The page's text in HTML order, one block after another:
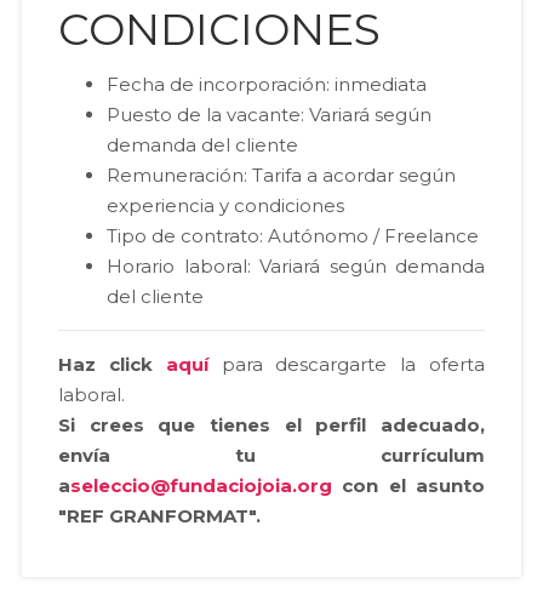
CONDICIONES
Fecha de incorporación: inmediata
Puesto de la vacante: Variará según
demanda del cliente
Remuneración: Tarifa a acordar según
experiencia y condiciones
Tipo de contrato: Autónomo / Freelance
Horario laboral: Variará según demanda
del cliente
Haz click aquí para descargarte la oferta
laboral.
Si crees que tienes el perfil adecuado,
envía tu currículum
aseleccio@fundaciojoia.org con el asunto
"REF GRANFORMAT".